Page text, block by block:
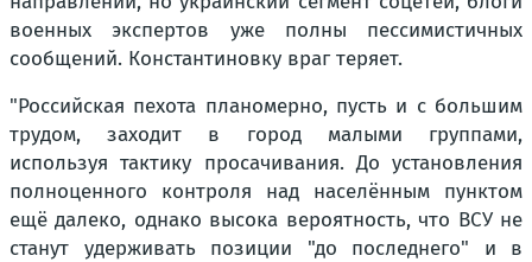
военных экспертов уже полны пессимистичных
сообщений. Константиновку враг теряет.
"Российская пехота планомерно, пусть и с большим
трудом, заходит в город малыми группами,
используя тактику просачивания. До установления
полноценного контроля над населённым пунктом
ещё далеко, однако высока вероятность, что ВСУ не
станут удерживать позиции "до последнего" и в